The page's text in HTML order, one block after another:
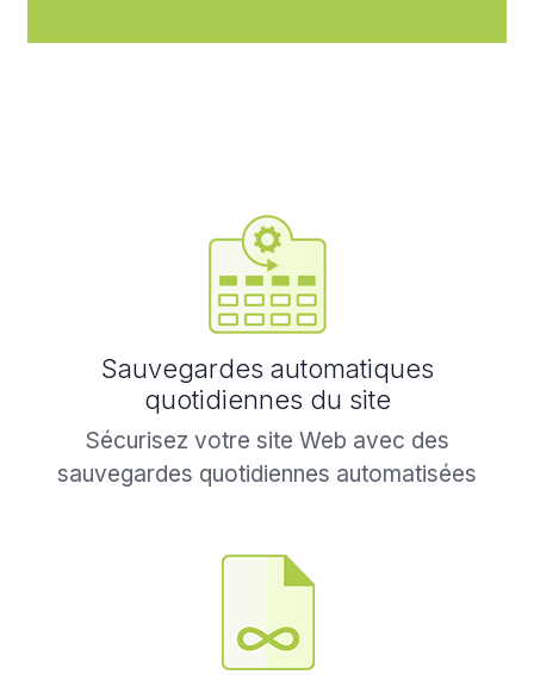
Sauvegardes automatiques
quotidiennes du site
Sécurisez votre site Web avec des
sauvegardes quotidiennes automatisées